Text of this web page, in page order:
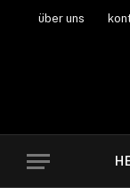
über uns